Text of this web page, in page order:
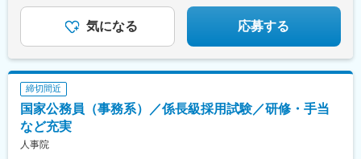
駅、商工センター入口駅、聖マリア病院前駅、東中間駅、佐世保
中央駅、西鉄香椎駅、金山駅(福岡県)、中村日赤駅、本山駅(愛知
県)、西川緑道公園駅、鷹野橋駅、京王八王子駅、布田駅、南阿佐
ケ谷駅、上前津駅、三河知立駅、新浜松駅、南新宿駅、新大阪
ー)、下落合駅、東新宿駅、虎ノ門駅、岩本町駅、京橋駅(東京
都)、京成関屋駅、御徒町駅、大森海岸駅、銀座一丁目駅、茅場町
駅、馬喰町駅、東池袋駅、曳舟駅、西横浜駅、横浜駅、日本大通
よみうりランド駅、武蔵引田駅、新高島駅、横浜駅、元町・中華
街駅、伊勢佐木長者町駅、神奈川駅、新横浜駅、大倉山駅(神奈川
駅、橋本駅(神奈川県)、上溝駅、相模大野駅、汐入駅、横須賀中央
駅、平塚駅、鎌倉駅、大船駅、藤沢駅、辻堂駅、石上駅、小田原
駅、鴨宮駅、茅ケ崎駅、逗子・葉山駅、三崎口駅、秦野駅、倉見
駅、中央林間駅、伊勢原駅、海老名駅(相模線)、相武台前駅、大雄
気になる 応募する
締切間近
国家公務員（事務系）／係長級採用試験／研修・手当
など充実
人事院